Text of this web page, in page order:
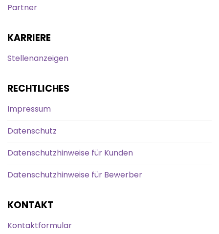
Partner
KARRIERE
Stellenanzeigen
RECHTLICHES
Impressum
Datenschutz
Datenschutzhinweise für Kunden
Datenschutzhinweise für Bewerber
KONTAKT
Kontaktformular